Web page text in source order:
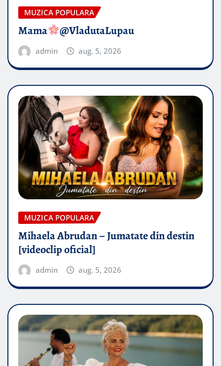
MUZICA POPULARA
Mama @VladutaLupau
admin aug. 5, 2026
MUZICA POPULARA
Mihaela Abrudan – Jumatate din destin
[videoclip oficial]
admin aug. 5, 2026